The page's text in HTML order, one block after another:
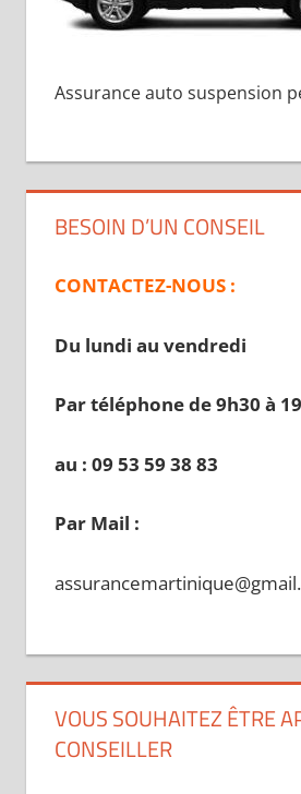
Assurance auto suspension
BESOIN D’UN CONSEIL
CONTACTEZ-NOUS :
Du lundi au vendredi
Par téléphone de 9h30 à 19
au : 09 53 59 38 83
Par Mail :
VOUS SOUHAITEZ ÊTRE
CONSEILLER